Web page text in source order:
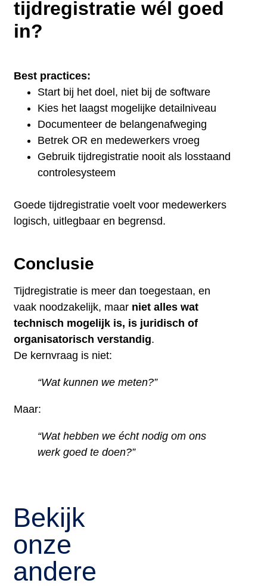
tijdregistratie wél goed
in?
Best practices:
Start bij het doel, niet bij de software
Kies het laagst mogelijke detailniveau
Documenteer de belangenafweging
Betrek OR en medewerkers vroeg
Gebruik tijdregistratie nooit als losstaand
controlesysteem
Goede tijdregistratie voelt voor medewerkers
logisch, uitlegbaar en begrensd.
Conclusie
Tijdregistratie is meer dan toegestaan, en
vaak noodzakelijk, maar niet alles wat
technisch mogelijk is, is juridisch of
organisatorisch verstandig.
De kernvraag is niet:
“Wat kunnen we meten?”
Maar:
“Wat hebben we écht nodig om ons
werk goed te doen?”
Bekijk
onze
andere